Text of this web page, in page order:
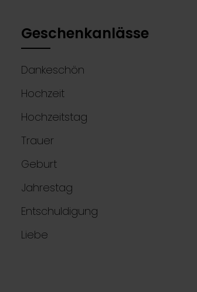
Geschenkanlässe
Dankeschön
Hochzeit
Hochzeitstag
Trauer
Geburt
Jahrestag
Entschuldigung
Liebe